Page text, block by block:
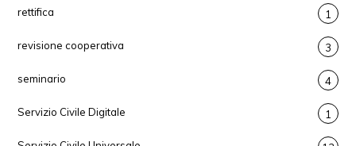
rettifica 1
revisione cooperativa 3
seminario 4
Servizio Civile Digitale 1